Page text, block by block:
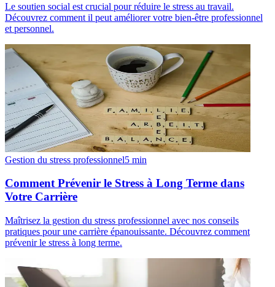
Le soutien social est crucial pour réduire le stress au travail.
Découvrez comment il peut améliorer votre bien-être professionnel
et personnel.
Gestion du stress professionnel5 min
Comment Prévenir le Stress à Long Terme dans
Votre Carrière
Maîtrisez la gestion du stress professionnel avec nos conseils
pratiques pour une carrière épanouissante. Découvrez comment
prévenir le stress à long terme.